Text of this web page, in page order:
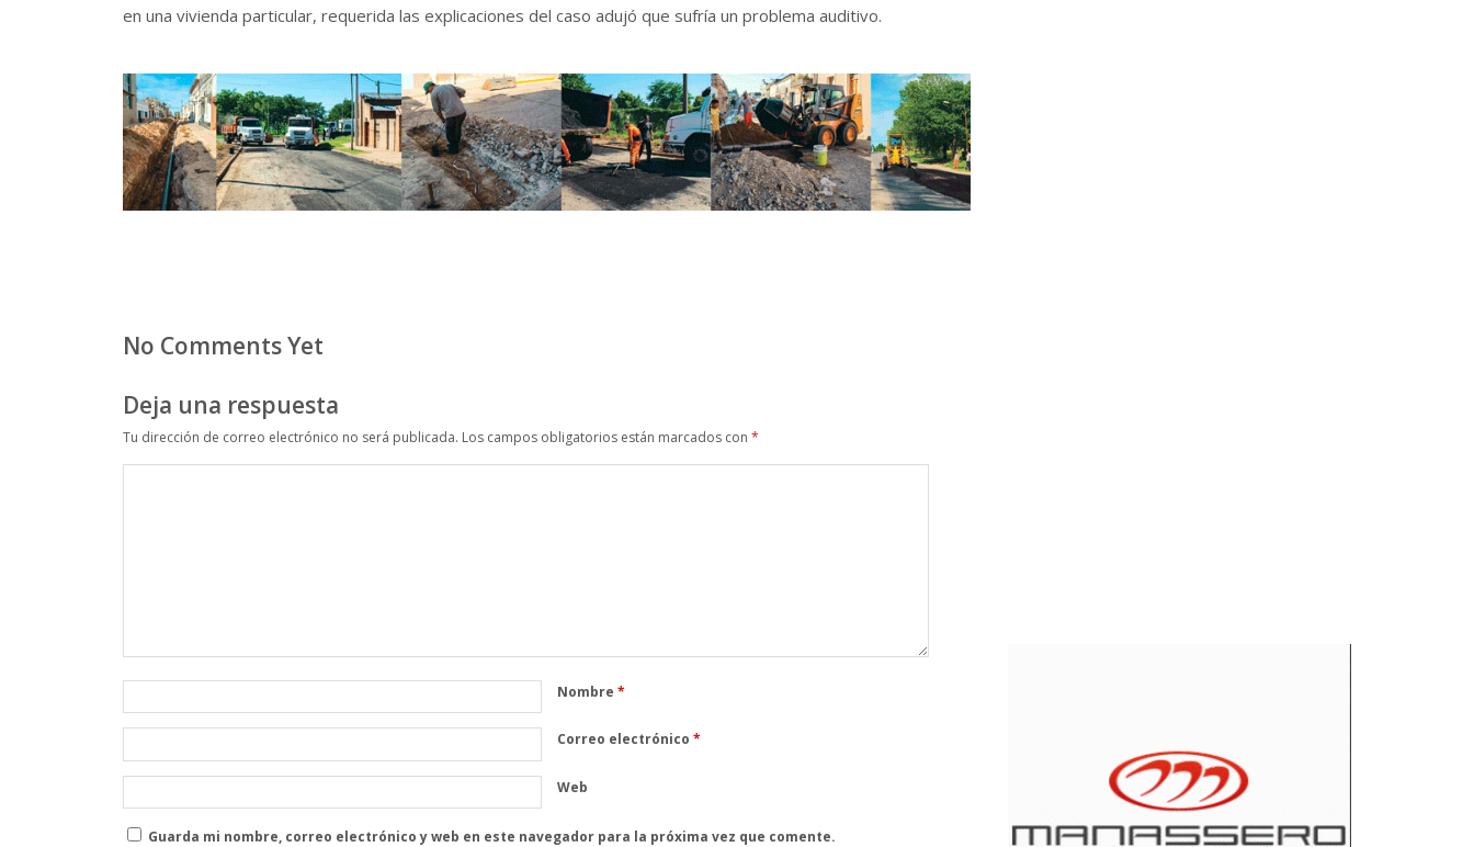
en una vivienda particular, requerida las explicaciones del caso adujó que sufría un problema auditivo.
No Comments Yet
Deja una respuesta
Tu dirección de correo electrónico no será publicada. Los campos obligatorios están marcados con *
Nombre *
Correo electrónico *
Web
Guarda mi nombre, correo electrónico y web en este navegador para la próxima vez que comente.